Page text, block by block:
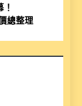
總整理